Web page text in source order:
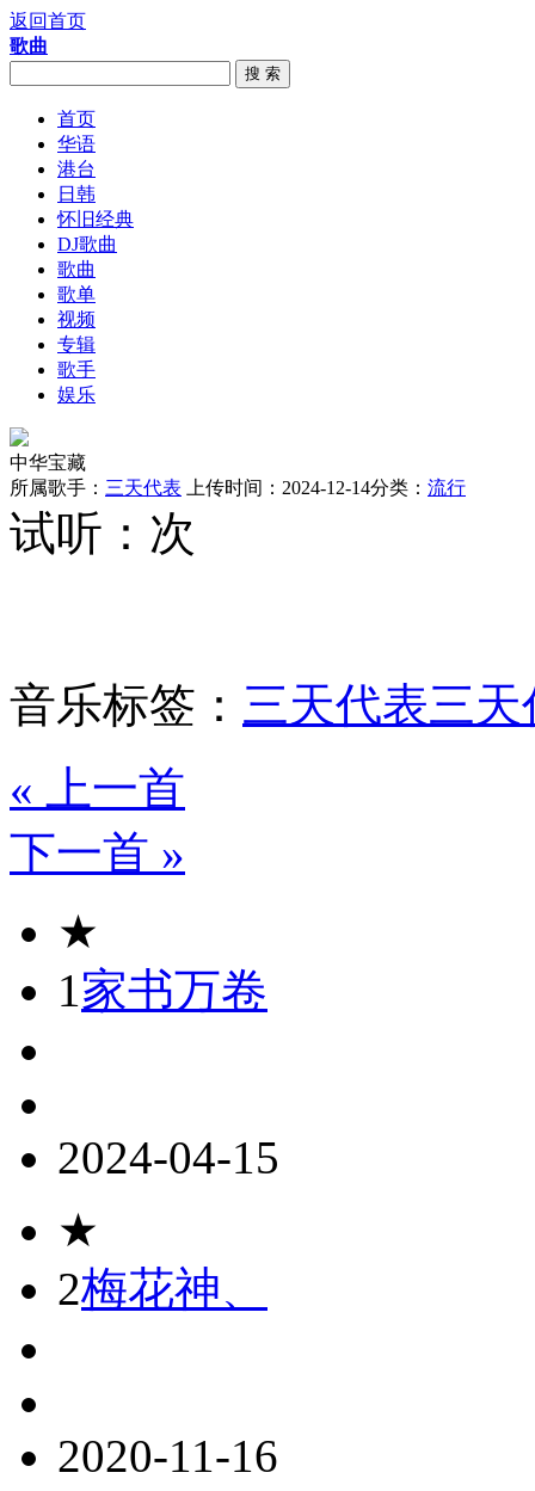
返回首页
歌曲
搜 索
首页
华语
港台
日韩
怀旧经典
DJ歌曲
歌曲
歌单
视频
专辑
歌手
娱乐
中华宝藏
所属歌手： 三天代表 上传时间：2024-12-14分类： 流行
试听： 次
音乐标签： 三天代表三
« 上一首
下一首 »
★
1家书万卷
2024-04-15
★
2梅花神、
2020-11-16